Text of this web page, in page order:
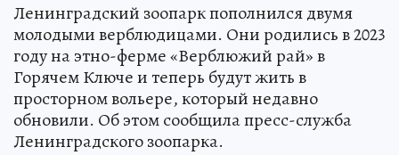
Ленинградский зоопарк пополнился двумя
молодыми верблюдицами. Они родились в 2023
году на этно-ферме «Верблюжий рай» в
Горячем Ключе и теперь будут жить в
просторном вольере, который недавно
обновили. Об этом сообщила пресс-служба
Ленинградского зоопарка.